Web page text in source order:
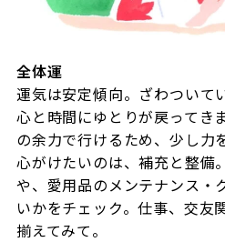
全体運
運気は安定傾向。ざわついて
心と時間にゆとりが戻ってき
の余力で行けるため、少し力
心がけたいのは、補充と整備
や、愛用品のメンテナンス・
いかをチェック。仕事、交友
揃えてみて。